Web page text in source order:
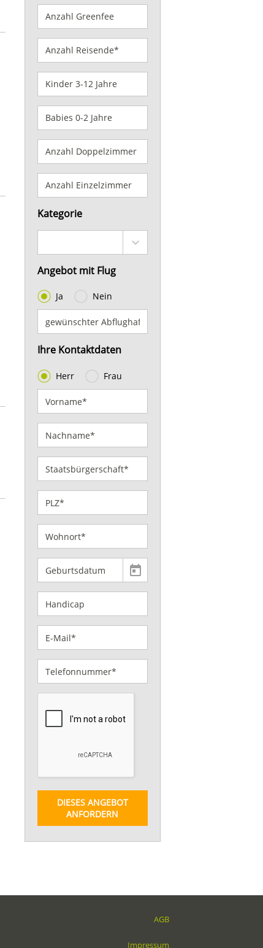
Kategorie
Angebot mit Flug
Ja Nein
Ihre Kontaktdaten
Herr Frau
DIESES ANGEBOT
ANFORDERN
AGB
Impressum